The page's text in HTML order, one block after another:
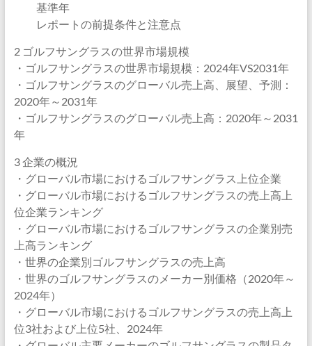
基準年
レポートの前提条件と注意点
2 ゴルフサングラスの世界市場規模
・ゴルフサングラスの世界市場規模：2024年VS2031年
・ゴルフサングラスのグローバル売上高、展望、予測：
2020年～2031年
・ゴルフサングラスのグローバル売上高：2020年～2031
年
3 企業の概況
・グローバル市場におけるゴルフサングラス上位企業
・グローバル市場におけるゴルフサングラスの売上高上
位企業ランキング
・グローバル市場におけるゴルフサングラスの企業別売
上高ランキング
・世界の企業別ゴルフサングラスの売上高
・世界のゴルフサングラスのメーカー別価格（2020年～
2024年）
・グローバル市場におけるゴルフサングラスの売上高上
位3社および上位5社、2024年